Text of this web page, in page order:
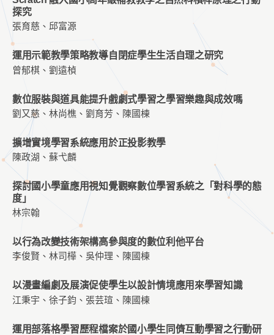
探究
張育慈、邱富源
運用示範教學策略教導自閉症學生生活自理之研究
曾郁棋、劉遠楨
數位服裝與道具能提升戲劇式學習之學習樂趣與成效嗎
劉又慈、林尚樵、劉育芳、陳國棟
擴增實境學習系統應用於正投影教學
陳政湖、蘇弋麟
探討國小學童應用視知覺觀察數位學習系統之「對科學的態
度」
林宗翰
以行為改變技術架構高參與度的數位利他平台
李俊賢、林司樺、吳仲理、陳國棟
以漫畫編劇及展演促使學生以設計情境應用來學習知識
江秉宇、徐子鈞、張芸瑄、陳國棟
運用部落格學習歷程檔案於國小學生同儕互動學習之行動研